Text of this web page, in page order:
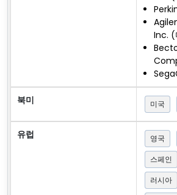
Inc. (
북미 미국
유럽 영국
스페인
러시아